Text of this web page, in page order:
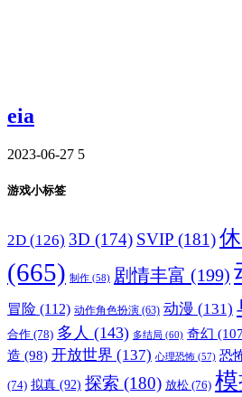
eia
2023-06-27 5
游戏小标签
2D (126) 3D (174) SVIP (181)
(665) 制作 (58) 剧情丰富 (199)
冒险 (112) 动作角色扮演 (63) 动漫 (131)
合作 (78) 多人 (143) 多结局 (60) 奇幻
造 (98) 开放世界 (137) 心理恐怖 (57) 恐
(74) 拟真 (92) 探索 (180) 放松 (76)